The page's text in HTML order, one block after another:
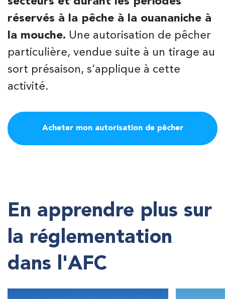
réservés à la pêche à la ouananiche à
la mouche. Une autorisation de pêcher
particulière, vendue suite à un tirage au
sort présaison, s’applique à cette
activité.
Acheter mon autorisation de pêcher
En apprendre plus sur
la réglementation
dans l'AFC
RECHERCHE
Fermer